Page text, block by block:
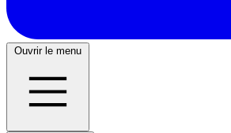
Ouvrir le menu